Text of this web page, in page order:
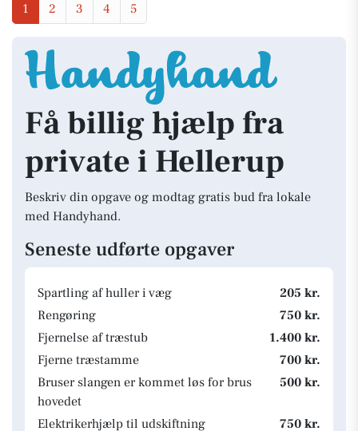
1 2 3 4 5
Få billig hjælp fra
private i Hellerup
Beskriv din opgave og modtag gratis bud fra lokale
med Handyhand.
Seneste udførte opgaver
Spartling af huller i væg
205 kr.
Rengøring
750 kr.
Fjernelse af træstub
1.400 kr.
Fjerne træstamme
700 kr.
Bruser slangen er kommet løs for brus
hovedet
500 kr.
Elektrikerhjælp til udskiftning 750 kr.